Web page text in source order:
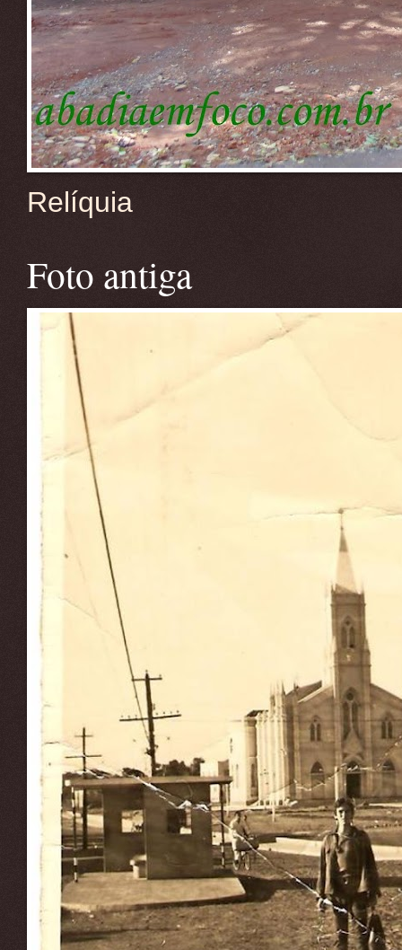
Relíquia
Foto antiga